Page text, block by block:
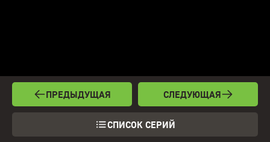
ПРЕДЫДУЩАЯ
СПИСОК СЕРИЙ
СЛЕДУЮЩАЯ